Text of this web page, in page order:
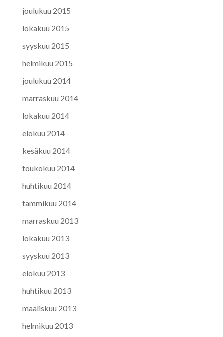
joulukuu 2015
lokakuu 2015
syyskuu 2015
helmikuu 2015
joulukuu 2014
marraskuu 2014
lokakuu 2014
elokuu 2014
kesäkuu 2014
toukokuu 2014
huhtikuu 2014
tammikuu 2014
marraskuu 2013
lokakuu 2013
syyskuu 2013
elokuu 2013
huhtikuu 2013
maaliskuu 2013
helmikuu 2013